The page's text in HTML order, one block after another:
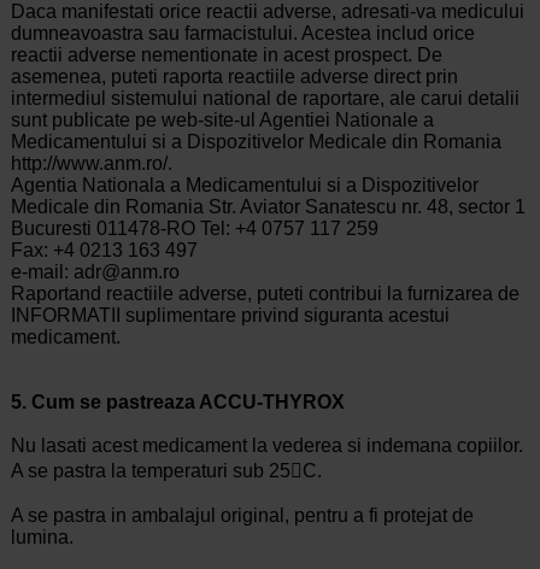
Daca manifestati orice reactii adverse, adresati-va medicului
dumneavoastra sau farmacistului. Acestea includ orice
reactii adverse nementionate in acest prospect. De
asemenea, puteti raporta reactiile adverse direct prin
intermediul sistemului national de raportare, ale carui detalii
sunt publicate pe web-site-ul Agentiei Nationale a
Medicamentului si a Dispozitivelor Medicale din Romania
http://www.anm.ro/.
Agentia Nationala a Medicamentului si a Dispozitivelor
Medicale din Romania Str. Aviator Sanatescu nr. 48, sector 1
Bucuresti 011478-RO Tel: +4 0757 117 259
Fax: +4 0213 163 497
e-mail: adr@anm.ro
Raportand reactiile adverse, puteti contribui la furnizarea de
INFORMATII suplimentare privind siguranta acestui
medicament.
5. Cum se pastreaza ACCU-THYROX
Nu lasati acest medicament la vederea si indemana copiilor.
A se pastra la temperaturi sub 25C.
A se pastra in ambalajul original, pentru a fi protejat de
lumina.